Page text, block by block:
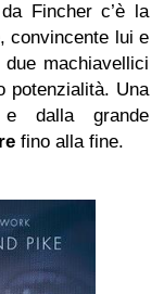
Fincher c’è la
, convincente lui e
machiavellici
potenzialità. Una
e dalla grande
fino alla fine.